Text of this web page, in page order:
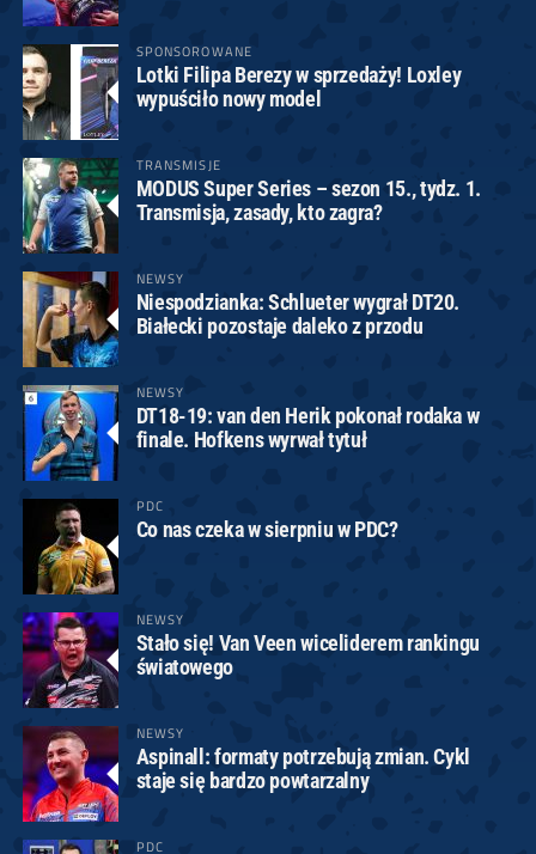
SPONSOROWANE
Lotki Filipa Berezy w sprzedaży! Loxley
wypuściło nowy model
TRANSMISJE
MODUS Super Series – sezon 15., tydz. 1.
Transmisja, zasady, kto zagra?
NEWSY
Niespodzianka: Schlueter wygrał DT20.
Białecki pozostaje daleko z przodu
NEWSY
DT18-19: van den Herik pokonał rodaka w
finale. Hofkens wyrwał tytuł
PDC
Co nas czeka w sierpniu w PDC?
NEWSY
Stało się! Van Veen wiceliderem rankingu
światowego
NEWSY
Aspinall: formaty potrzebują zmian. Cykl
staje się bardzo powtarzalny
PDC